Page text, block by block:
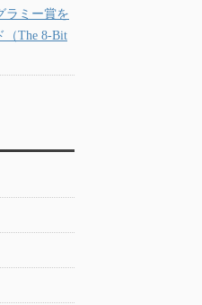
ラミー賞を
（The 8-Bit